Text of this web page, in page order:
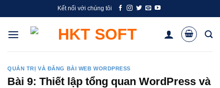
to
content
Kết nối với chúng tôi
QUẢN TRỊ VÀ ĐĂNG BÀI WEB WORDPRESS
Bài 9: Thiết lập tổng quan WordPress và